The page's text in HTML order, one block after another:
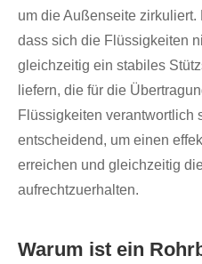
um die Außenseite zirkuliert.
dass sich die Flüssigkeiten
gleichzeitig ein stabiles
liefern, die für die
Flüssigkeiten verantwortlich
entscheidend, um einen
erreichen und gleichzeitig
aufrechtzuerhalten.
Warum ist ein